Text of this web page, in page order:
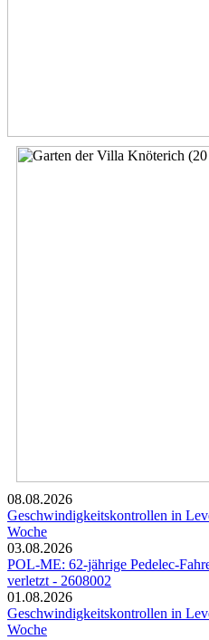
08.08.2026
Geschwindigkeitskontrollen in
Woche
03.08.2026
POL-ME: 62-jährige Pedelec-
verletzt - 2608002
01.08.2026
Geschwindigkeitskontrollen in
Woche